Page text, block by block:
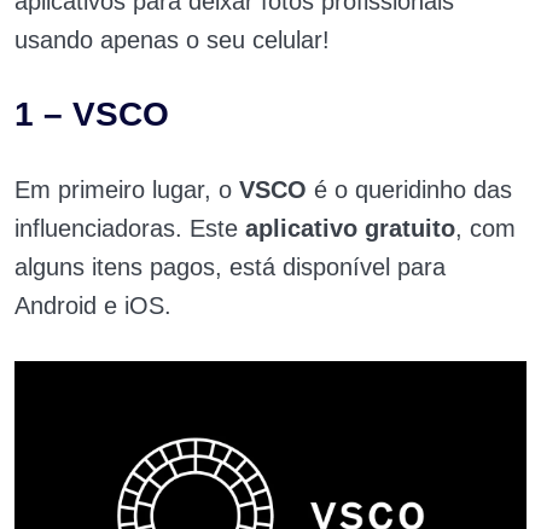
usando apenas o seu celular!
1 – VSCO
Em primeiro lugar, o VSCO é o queridinho das
influenciadoras. Este aplicativo gratuito, com
alguns itens pagos, está disponível para
Android e iOS.